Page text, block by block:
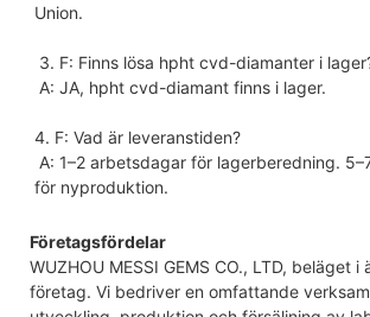
Union.
3. F: Finns lösa hpht cvd-diamanter i
A: JA, hpht cvd-diamant finns i lager.
4. F: Vad är leveranstiden?
för nyproduktion.
Företagsfördelar
WUZHOU MESSI GEMS CO., LTD, beläget
företag. Vi bedriver en omfattande